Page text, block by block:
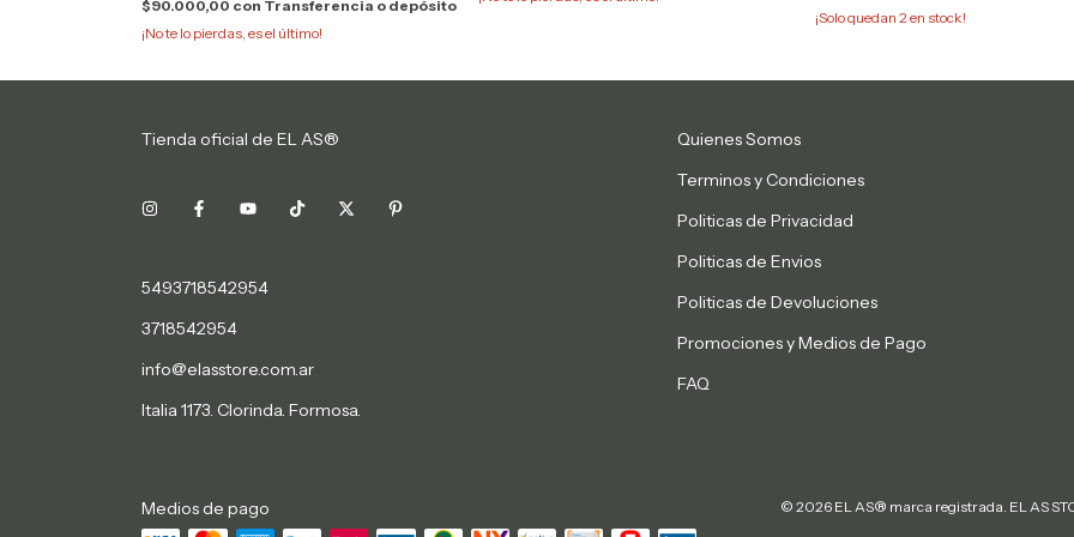
$90.000,00 con Transferencia o depósito
¡No te lo pierdas, es el último!
¡Solo quedan 2 en stock!
Tienda oficial de EL AS®
5493718542954
3718542954
info@elasstore.com.ar
Italia 1173. Clorinda. Formosa.
Quienes Somos
Terminos y Condiciones
Politicas de Privacidad
Politicas de Envios
Politicas de Devoluciones
Promociones y Medios de Pago
FAQ
Medios de pago © 2026 EL AS® marca registrada. EL AS